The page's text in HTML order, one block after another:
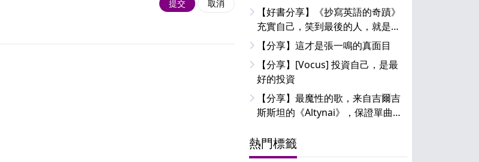
提交 取消
【好書分享】《抄寫英語的奇蹟》
充實自己，笑到最後的人，就是你
(妳)
【分享】這才是張一鳴的真面目
【分享】[Vocus] 投資自己，是最
好的投資
【分享】最魔性的歌，来自吉爾吉
斯斯坦的《Altynai》，保證單曲循
熱門標籤